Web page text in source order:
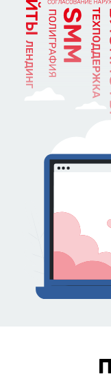
В
В ассортименте
типы
С
С
Мы стремимся